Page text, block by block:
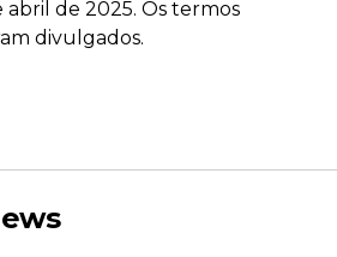
de 2025. Os termos
divulgados.